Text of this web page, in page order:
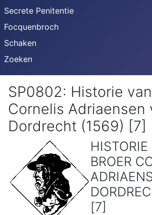
Secrete Penitentie
Focquenbroch
Schaken
Zoeken
SP0802: Historie
Cornelis Adriaensen
Dordrecht (1569) [7]
HISTORIE
BROER
[7]